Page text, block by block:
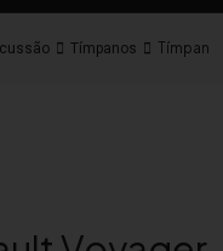
Tímpanos